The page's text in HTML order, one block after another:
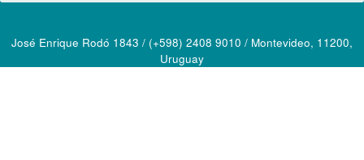
José Enrique Rodó 1843 / (+598) 2408 9010 / Montevideo, 11200,
Uruguay